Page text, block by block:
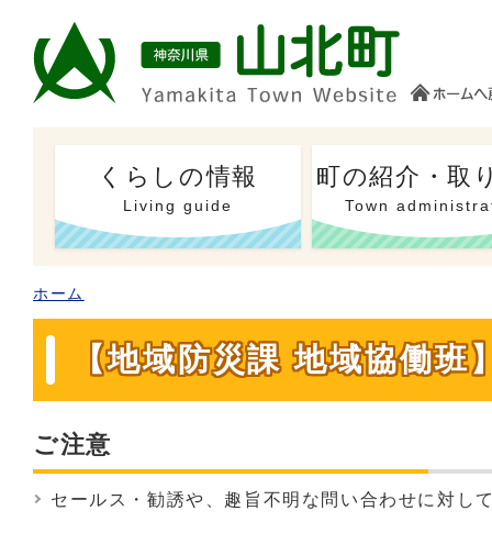
くらしの情報
Living guide
町の紹介・取
Town
ホーム
【地域防災課 地域協働班
ご注意
セールス・勧誘や、趣旨不明な問い合わせに対し